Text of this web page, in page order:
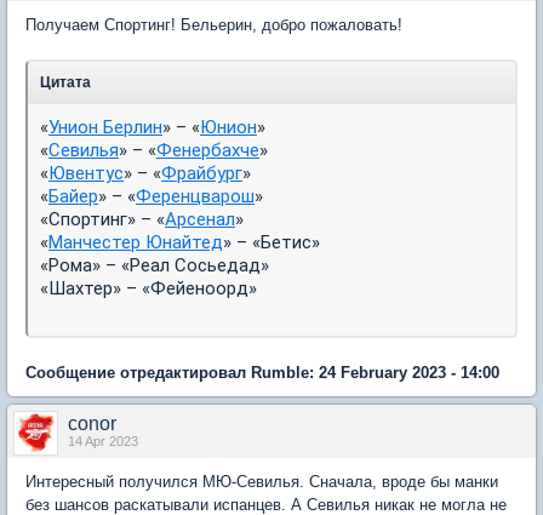
Получаем Спортинг! Бельерин, добро пожаловать!
Цитата
«Унион Берлин» – «Юнион»
«Севилья» – «Фенербахче»
«Ювентус» – «Фрайбург»
«Байер» – «Ференцварош»
«Спортинг» – «Арсенал»
«Манчестер Юнайтед» – «Бетис»
«Рома» – «Реал Сосьедад»
«Шахтер» – «Фейеноорд»
Сообщение отредактировал Rumble: 24 February 2023 - 14:00
conor
14 Apr 2023
Интересный получился МЮ-Севилья. Сначала, вроде бы манки
без шансов раскатывали испанцев. А Севилья никак не могла не